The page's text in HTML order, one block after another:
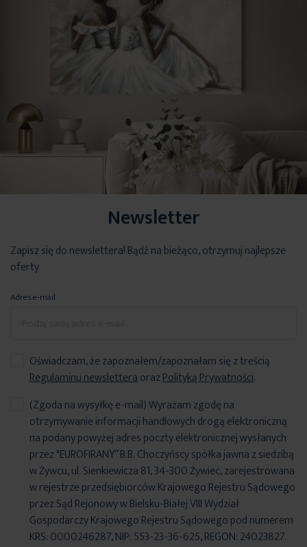
Newsletter
Zapisz się do newslettera! Bądź na bieżąco, otrzymuj najlepsze
oferty
Adres e-mail
Oświadczam, że zapoznałem/zapoznałam się z treścią
Regulaminu newsletteraorazPolityką Prywatności.
(Zgoda na wysyłkę e-mail) Wyrażam zgodę na
otrzymywanie informacji handlowych drogą elektroniczną
na podany powyżej adres poczty elektronicznej wysłanych
przez "EUROFIRANY” B.B. Choczyńscy spółka jawna z siedzibą
w Żywcu, ul. Sienkiewicza 81, 34-300 Żywiec, zarejestrowana
w rejestrze przedsiębiorców Krajowego Rejestru Sądowego
przez Sąd Rejonowy w Bielsku-Białej VIII Wydział
Gospodarczy Krajowego Rejestru Sądowego pod numerem
KRS: 0000246287, NIP: 553-23-36-625, REGON: 24023827.